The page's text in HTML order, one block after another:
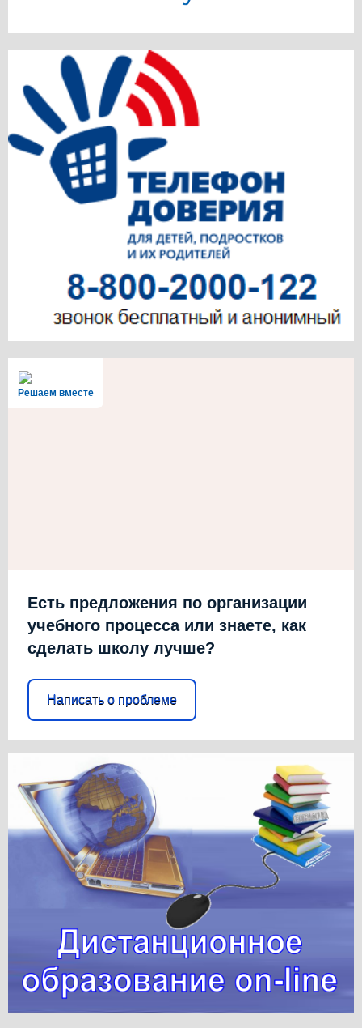
Решаем вместе
Есть предложения по организации
учебного процесса или знаете, как
сделать школу лучше?
Написать о проблеме